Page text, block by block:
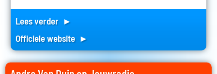
Lees verder ►
Officiele website ►